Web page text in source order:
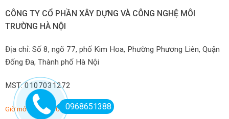
CÔNG TY CỔ PHẦN XÂY DỰNG VÀ CÔNG NGHỆ MÔI
TRƯỜNG HÀ NỘI
Địa chỉ: Số 8, ngõ 77, phố Kim Hoa, Phường Phương Liên, Quận
Đống Đa, Thành phố Hà Nội
MST: 0107031272
Giờ mở hàng: 7:00-22:00 hàng ngày
0968651388